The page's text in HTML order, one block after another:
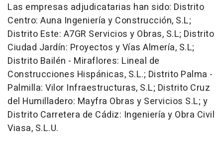
Las empresas adjudicatarias han sido: Distrito
Centro: Auna Ingeniería y Construcción, S.L;
Distrito Este: A7GR Servicios y Obras, S.L; Distrito
Ciudad Jardín: Proyectos y Vías Almería, S.L;
Distrito Bailén - Miraflores: Lineal de
Construcciones Hispánicas, S.L.; Distrito Palma -
Palmilla: Vilor Infraestructuras, S.L; Distrito Cruz
del Humilladero: Mayfra Obras y Servicios S.L; y
Distrito Carretera de Cádiz: Ingeniería y Obra Civil
Viasa, S.L.U.